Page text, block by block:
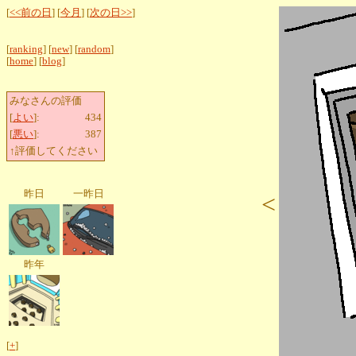
[<<前の日 ] [今月 ] [次の日>>]
[ranking] [new] [random]
[home] [blog]
みなさんの評価
[よい]:
434
[悪い]:
387
↑評価してください
昨日 一昨日
昨年
[+]
<